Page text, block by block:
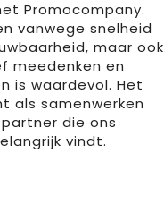
Promocompany.
vanwege snelheid
maar ook
meedenken en
is waardevol. Het
als samenwerken
die ons
vindt.